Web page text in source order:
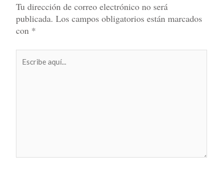
Tu dirección de correo electrónico no será
publicada. Los campos obligatorios están marcados
con *
aquí...